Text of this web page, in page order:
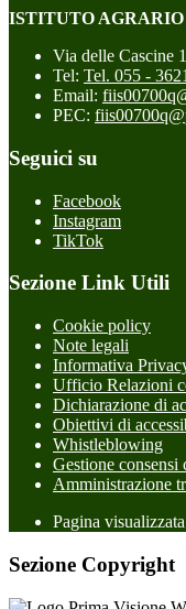
ISTITUTO
Via delle Cascine
Tel: Tel. 055 -
Email:
PEC:
Seguici su
Facebook
Instagram
TikTok
Sezione Link Utili
Cookie policy
Note legali
Informativa
Ufficio Relazioni
Dichiarazione di
Obiettivi di
Whistleblowing
Gestione consensi
Amministrazione
Pagina visualizzata
Sezione Copyright